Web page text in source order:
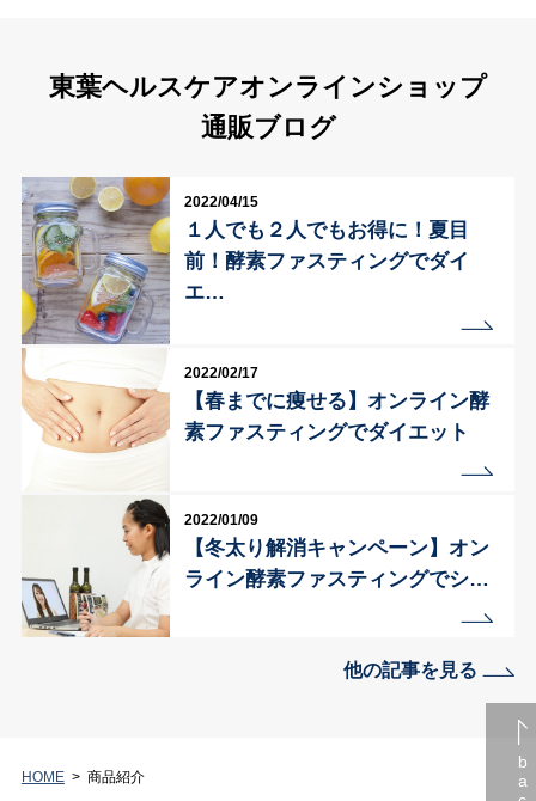
東葉ヘルスケアオンラインショップ
通販ブログ
2022/04/15
１人でも２人でもお得に！夏目
前！酵素ファスティングでダイ
エ…
2022/02/17
【春までに痩せる】オンライン酵
素ファスティングでダイエット
2022/01/09
【冬太り解消キャンペーン】オン
ライン酵素ファスティングでシ…
他の記事を見る
HOME 商品紹介